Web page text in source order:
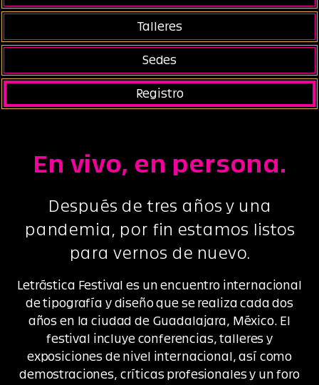
Talleres
Sedes
Registro
En vivo, en persona.
Después de tres años y una
pandemia, por fin estamos listos
para vernos de nuevo.
Letrástica Festival es un encuentro internacional
de tipografía y diseño que se realiza cada dos
años en la ciudad de Guadalajara, México. El
festival incluye conferencias, talleres y
exposiciones de nivel internacional, así como
demostraciones, críticas profesionales y un foro